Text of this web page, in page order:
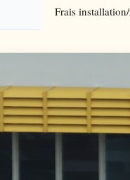
Frais